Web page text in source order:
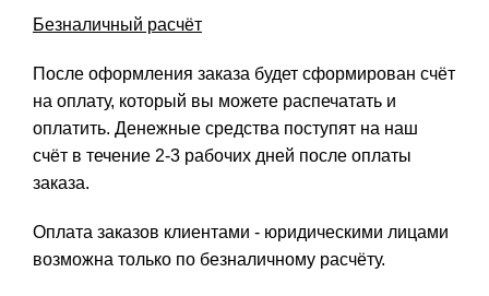
Безналичный расчёт
После оформления заказа будет сформирован счёт
на оплату, который вы можете распечатать и
оплатить. Денежные средства поступят на наш
счёт в течение 2-3 рабочих дней после оплаты
заказа.
Оплата заказов клиентами - юридическими лицами
возможна только по безналичному расчёту.